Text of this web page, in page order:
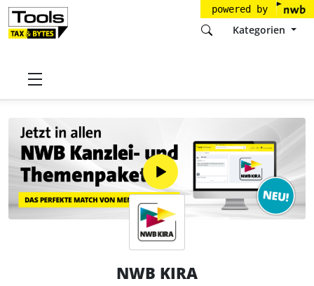
powered by
Kategorien
Startseite
NWB KIRA